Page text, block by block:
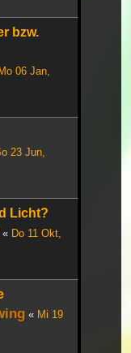
bzw.
Mo 06 Jan,
23 Jun,
Licht?
« Do 11 Okt,
« Mi 19